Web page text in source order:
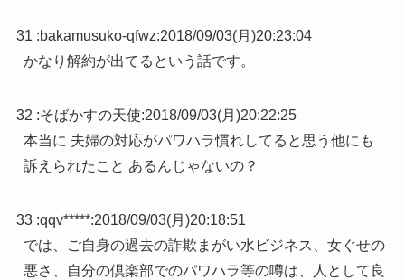
31 :bakamusuko-qfwz:2018/09/03(月)20:23:04
かなり解約が出てるという話です。
32 :そばかすの天使:2018/09/03(月)20:22:25
本当に 夫婦の対応がパワハラ慣れしてると思う他にも
訴えられたこと あるんじゃないの？
33 :qqv*****:2018/09/03(月)20:18:51
では、ご自身の過去の詐欺まがい水ビジネス、女ぐせの
悪さ、自分の倶楽部でのパワハラ等の噂は、人として良